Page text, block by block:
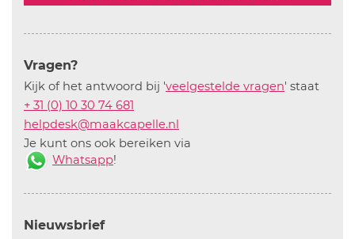
Vragen?
Kijk of het antwoord bij 'veelgestelde vragen' staat
+ 31 (0) 10 30 74 681
helpdesk@maakcapelle.nl
Je kunt ons ook bereiken via
Whatsapp!
Nieuwsbrief